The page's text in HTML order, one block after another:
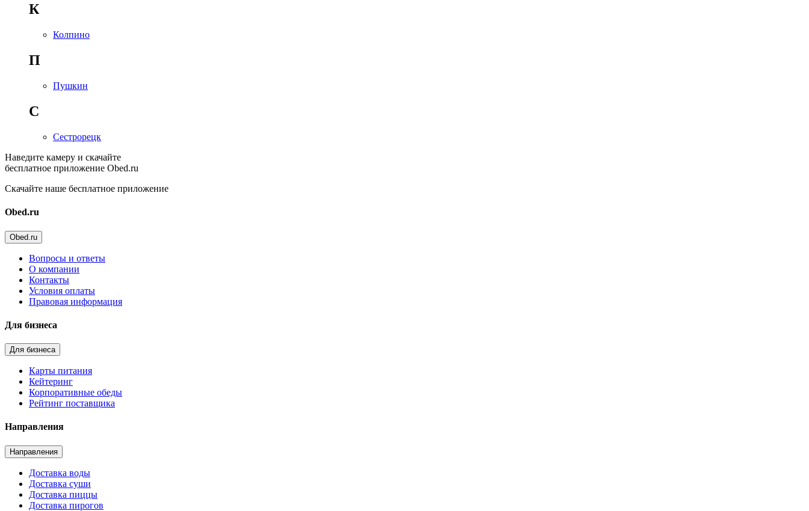
К
Колпино
П
Пушкин
С
Сестрорецк
Наведите камеру и скачайте
бесплатное приложение Obed.ru
Скачайте наше бесплатное приложение
Obed.ru
Obed.ru
Вопросы и ответы
О компании
Контакты
Условия оплаты
Правовая информация
Для бизнеса
Для бизнеса
Карты питания
Кейтеринг
Корпоративные обеды
Рейтинг поставщика
Направления
Направления
Доставка воды
Доставка суши
Доставка пиццы
Доставка пирогов